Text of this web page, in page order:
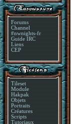
Forums
Channel
#nwnights-fr
Guide IRC
Liens
CEP
Tileset
Module
Hakpak
Objets
Portraits
Créatures
Scripts
Tutoriaux